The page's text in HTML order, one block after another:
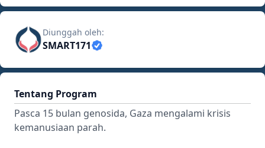
Diunggah oleh:
SMART171
Tentang Program
Pasca 15 bulan genosida, Gaza mengalami krisis
kemanusiaan parah.